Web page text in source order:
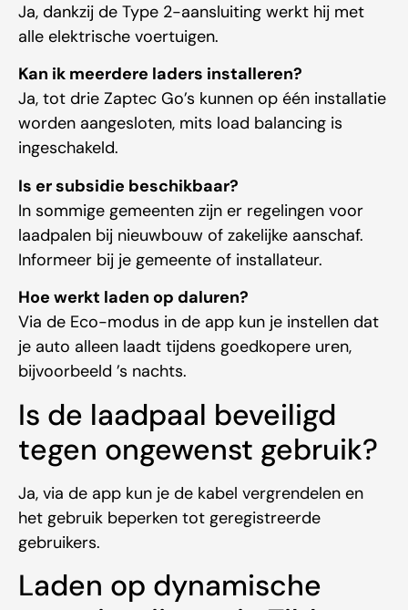
Ja, dankzij de Type 2-aansluiting werkt hij met
alle elektrische voertuigen.
Kan ik meerdere laders installeren?
Ja, tot drie Zaptec Go’s kunnen op één installatie
worden aangesloten, mits load balancing is
ingeschakeld.
Is er subsidie beschikbaar?
In sommige gemeenten zijn er regelingen voor
laadpalen bij nieuwbouw of zakelijke aanschaf.
Informeer bij je gemeente of installateur.
Hoe werkt laden op daluren?
Via de Eco-modus in de app kun je instellen dat
je auto alleen laadt tijdens goedkopere uren,
bijvoorbeeld ’s nachts.
Is de laadpaal beveiligd
tegen ongewenst gebruik?
Ja, via de app kun je de kabel vergrendelen en
het gebruik beperken tot geregistreerde
gebruikers.
Laden op dynamische